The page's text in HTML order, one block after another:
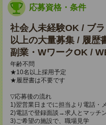
応募資格・条件
社会人未経験OK / ブ
以上の大量募集 / 履歴
副業・WワークOK /
年齢不問
★10名以上採用予定
★履歴書は不要です
▽応募後の流れ
1)翌営業日までに担当より電話・
2)電話で登録面談→求人とマッチ
3)ご希望の施設で、職場見学